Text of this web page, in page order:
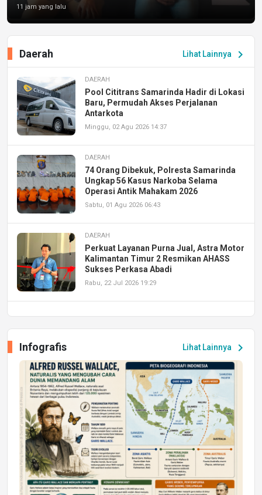
11 jam yang lalu
Lihat Lainnya chevron_right
Daerah
DAERAH
Pool Cititrans Samarinda Hadir di Lokasi
Baru, Permudah Akses Perjalanan
Antarkota
Minggu, 02 Agu 2026 14:37
DAERAH
74 Orang Dibekuk, Polresta Samarinda
Ungkap 56 Kasus Narkoba Selama
Operasi Antik Mahakam 2026
Sabtu, 01 Agu 2026 06:43
DAERAH
Perkuat Layanan Purna Jual, Astra Motor
Kalimantan Timur 2 Resmikan AHASS
Sukses Perkasa Abadi
Rabu, 22 Jul 2026 19:29
Peluang Kerja dan Magang
Jumat, 17 Jul 2026 22:30
DAERAH
Astra Motor Kalimantan Timur 2 Dukung
Mahasiswa Samarinda dalam Astra
Honda SDGs Future Leaders 2026
Jumat, 10 Jul 2026 19:01
Lihat Lainnya chevron_right
Infografis